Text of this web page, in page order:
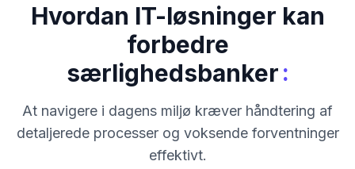
Hvordan IT-løsninger kan
forbedre
særlighedsbanker:
At navigere i dagens miljø kræver håndtering af
detaljerede processer og voksende forventninger
effektivt.